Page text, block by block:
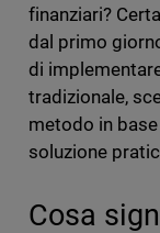
finanziari?
dal primo
di
tradizionale,
metodo in
soluzione
Cosa